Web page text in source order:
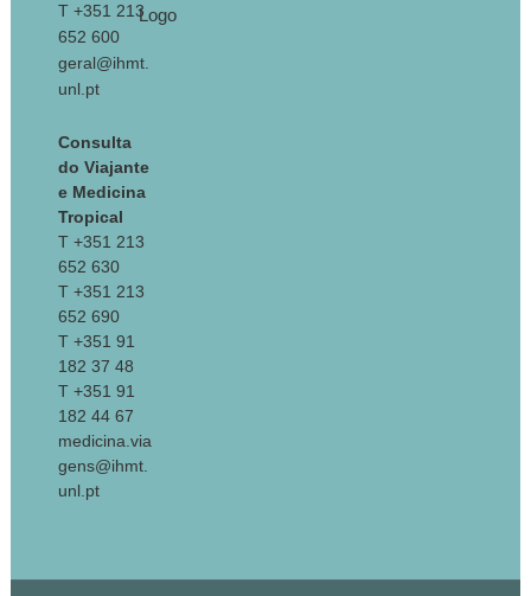
T +351 213
652 600
geral@ihmt.
unl.pt
Consulta
do Viajante
e Medicina
Tropical
T +351 213
652 630
T +351 213
652 690
T +351 91
182 37 48
T +351 91
182 44 67
medicina.via
gens@ihmt.
unl.pt